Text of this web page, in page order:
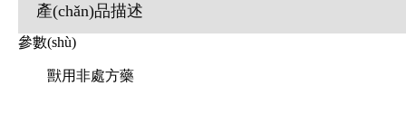
產(chǎn)品描述
參數(shù)
獸用非處方藥